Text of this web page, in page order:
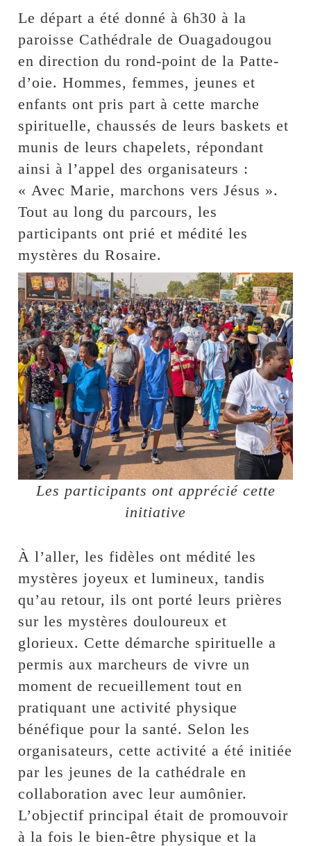
Le départ a été donné à 6h30 à la
paroisse Cathédrale de Ouagadougou
en direction du rond-point de la Patte-
d’oie. Hommes, femmes, jeunes et
enfants ont pris part à cette marche
spirituelle, chaussés de leurs baskets et
munis de leurs chapelets, répondant
ainsi à l’appel des organisateurs :
« Avec Marie, marchons vers Jésus ».
Tout au long du parcours, les
participants ont prié et médité les
mystères du Rosaire.
Les participants ont apprécié cette
initiative
À l’aller, les fidèles ont médité les
mystères joyeux et lumineux, tandis
qu’au retour, ils ont porté leurs prières
sur les mystères douloureux et
glorieux. Cette démarche spirituelle a
permis aux marcheurs de vivre un
moment de recueillement tout en
pratiquant une activité physique
bénéfique pour la santé. Selon les
organisateurs, cette activité a été initiée
par les jeunes de la cathédrale en
collaboration avec leur aumônier.
L’objectif principal était de promouvoir
à la fois le bien-être physique et la